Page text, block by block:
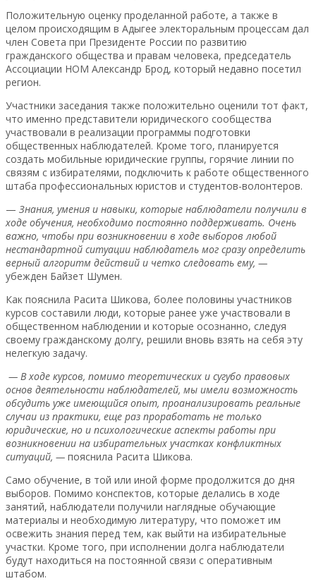
Положительную оценку проделанной работе, а также в
целом происходящим в Адыгее электоральным процессам дал
член Совета при Президенте России по развитию
гражданского общества и правам человека, председатель
Ассоциации НОМ Александр Брод, который недавно посетил
регион.
Участники заседания также положительно оценили тот факт,
что именно представители юридического сообщества
участвовали в реализации программы подготовки
общественных наблюдателей. Кроме того, планируется
создать мобильные юридические группы, горячие линии по
связям с избирателями, подключить к работе общественного
штаба профессиональных юристов и студентов-волонтеров.
— Знания, умения и навыки, которые наблюдатели получили в
ходе обучения, необходимо постоянно поддерживать. Очень
важно, чтобы при возникновении в ходе выборов любой
нестандартной ситуации наблюдатель мог сразу определить
верный алгоритм действий и четко следовать ему, —
убежден Байзет Шумен.
Как пояснила Расита Шикова, более половины участников
курсов составили люди, которые ранее уже участвовали в
общественном наблюдении и которые осознанно, следуя
своему гражданскому долгу, решили вновь взять на себя эту
нелегкую задачу.
— В ходе курсов, помимо теоретических и сугубо правовых
основ деятельности наблюдателей, мы имели возможность
обсудить уже имеющийся опыт, проанализировать реальные
случаи из практики, еще раз проработать не только
юридические, но и психологические аспекты работы при
возникновении на избирательных участках конфликтных
ситуаций, — пояснила Расита Шикова.
Само обучение, в той или иной форме продолжится до дня
выборов. Помимо конспектов, которые делались в ходе
занятий, наблюдатели получили наглядные обучающие
материалы и необходимую литературу, что поможет им
освежить знания перед тем, как выйти на избирательные
участки. Кроме того, при исполнении долга наблюдатели
будут находиться на постоянной связи с оперативным
штабом.